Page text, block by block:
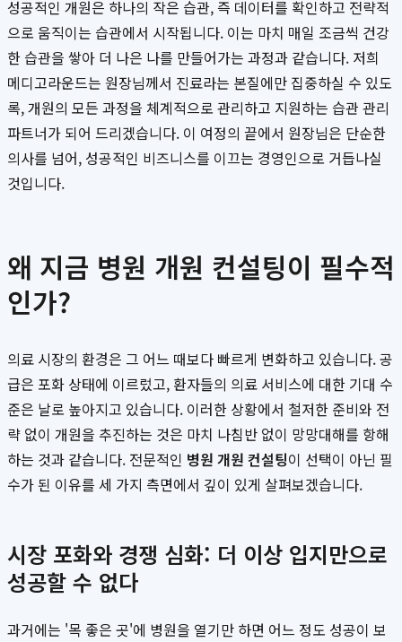
성공적인 개원은 하나의 작은 습관, 즉 데이터를 확인하고 전략적
으로 움직이는 습관에서 시작됩니다. 이는 마치 매일 조금씩 건강
한 습관을 쌓아 더 나은 나를 만들어가는 과정과 같습니다. 저희
메디고라운드는 원장님께서 진료라는 본질에만 집중하실 수 있도
록, 개원의 모든 과정을 체계적으로 관리하고 지원하는 습관 관리
파트너가 되어 드리겠습니다. 이 여정의 끝에서 원장님은 단순한
의사를 넘어, 성공적인 비즈니스를 이끄는 경영인으로 거듭나실
것입니다.
왜 지금 병원 개원 컨설팅이 필수적
인가?
의료 시장의 환경은 그 어느 때보다 빠르게 변화하고 있습니다. 공
급은 포화 상태에 이르렀고, 환자들의 의료 서비스에 대한 기대 수
준은 날로 높아지고 있습니다. 이러한 상황에서 철저한 준비와 전
략 없이 개원을 추진하는 것은 마치 나침반 없이 망망대해를 항해
하는 것과 같습니다. 전문적인 병원 개원 컨설팅이 선택이 아닌 필
수가 된 이유를 세 가지 측면에서 깊이 있게 살펴보겠습니다.
시장 포화와 경쟁 심화: 더 이상 입지만으로
성공할 수 없다
과거에는 '목 좋은 곳'에 병원을 열기만 하면 어느 정도 성공이 보